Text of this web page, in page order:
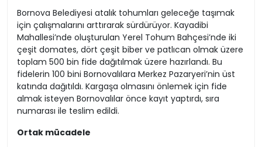
Bornova Belediyesi atalık tohumları geleceğe taşımak
için çalışmalarını arttırarak sürdürüyor. Kayadibi
Mahallesi’nde oluşturulan Yerel Tohum Bahçesi’nde iki
çeşit domates, dört çeşit biber ve patlıcan olmak üzere
toplam 500 bin fide dağıtılmak üzere hazırlandı. Bu
fidelerin 100 bini Bornovalılara Merkez Pazaryeri’nin üst
katında dağıtıldı. Kargaşa olmasını önlemek için fide
almak isteyen Bornovalılar önce kayıt yaptırdı, sıra
numarası ile teslim edildi.
Ortak mücadele